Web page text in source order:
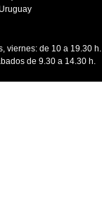
viernes: de 10 a 19.30 h.
de 9.30 a 14.30 h.